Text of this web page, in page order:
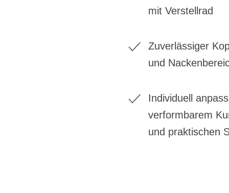
mit Verstellrad​
Zuverlässiger
und
Individuell
verformbarem
und praktischen